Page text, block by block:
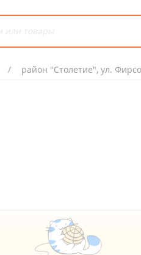
район "Столетие", ул.